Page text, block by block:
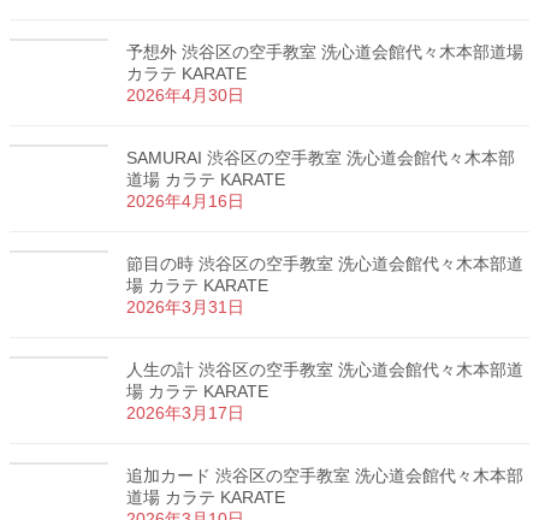
予想外 渋谷区の空手教室 洗心道会館代々木本部道場
カラテ KARATE
2026年4月30日
SAMURAI 渋谷区の空手教室 洗心道会館代々木本部
道場 カラテ KARATE
2026年4月16日
節目の時 渋谷区の空手教室 洗心道会館代々木本部道
場 カラテ KARATE
2026年3月31日
人生の計 渋谷区の空手教室 洗心道会館代々木本部道
場 カラテ KARATE
2026年3月17日
追加カード 渋谷区の空手教室 洗心道会館代々木本部
道場 カラテ KARATE